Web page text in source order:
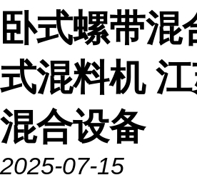
卧式螺带混
式混料机
混合设备
2025-07-15